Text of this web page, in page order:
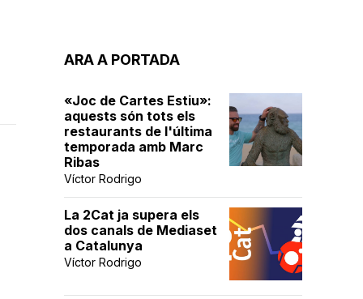
ARA A PORTADA
«Joc de Cartes Estiu»:
aquests són tots els
restaurants de l'última
temporada amb Marc
Ribas
Víctor Rodrigo
La 2Cat ja supera els
dos canals de Mediaset
a Catalunya
Víctor Rodrigo